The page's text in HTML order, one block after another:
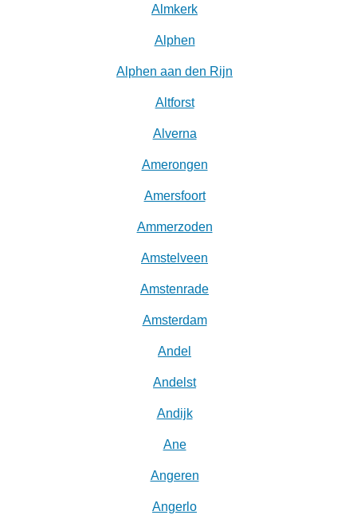
Almkerk
Alphen
Alphen aan den Rijn
Altforst
Alverna
Amerongen
Amersfoort
Ammerzoden
Amstelveen
Amstenrade
Amsterdam
Andel
Andelst
Andijk
Ane
Angeren
Angerlo